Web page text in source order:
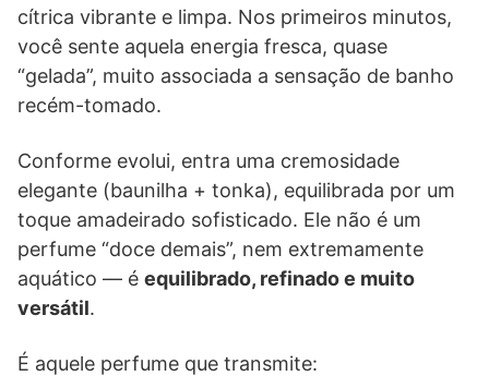
cítrica vibrante e limpa. Nos primeiros minutos,
você sente aquela energia fresca, quase
“gelada”, muito associada a sensação de banho
recém-tomado.
Conforme evolui, entra uma cremosidade
elegante (baunilha + tonka), equilibrada por um
toque amadeirado sofisticado. Ele não é um
perfume “doce demais”, nem extremamente
aquático — é equilibrado, refinado e muito
versátil.
É aquele perfume que transmite: